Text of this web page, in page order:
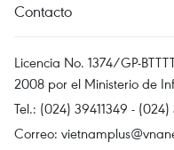
Contacto
Licencia No. 1374/GP-
2008 por el Ministerio de
Tel.: (024) 39411349 -
Correo: